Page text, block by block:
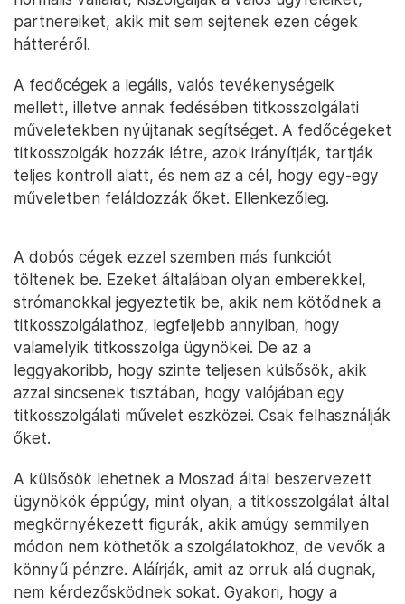
partnereiket, akik mit sem sejtenek ezen cégek
hátteréről.
A fedőcégek a legális, valós tevékenységeik
mellett, illetve annak fedésében titkosszolgálati
műveletekben nyújtanak segítséget. A fedőcégeket
titkosszolgák hozzák létre, azok irányítják, tartják
teljes kontroll alatt, és nem az a cél, hogy egy-egy
műveletben feláldozzák őket. Ellenkezőleg.
A dobós cégek ezzel szemben más funkciót
töltenek be. Ezeket általában olyan emberekkel,
strómanokkal jegyeztetik be, akik nem kötődnek a
titkosszolgálathoz, legfeljebb annyiban, hogy
valamelyik titkosszolga ügynökei. De az a
leggyakoribb, hogy szinte teljesen külsősök, akik
azzal sincsenek tisztában, hogy valójában egy
titkosszolgálati művelet eszközei. Csak felhasználják
őket.
A külsősök lehetnek a Moszad által beszervezett
ügynökök éppúgy, mint olyan, a titkosszolgálat által
megkörnyékezett figurák, akik amúgy semmilyen
módon nem köthetők a szolgálatokhoz, de vevők a
könnyű pénzre. Aláírják, amit az orruk alá dugnak,
nem kérdezősködnek sokat. Gyakori, hogy a